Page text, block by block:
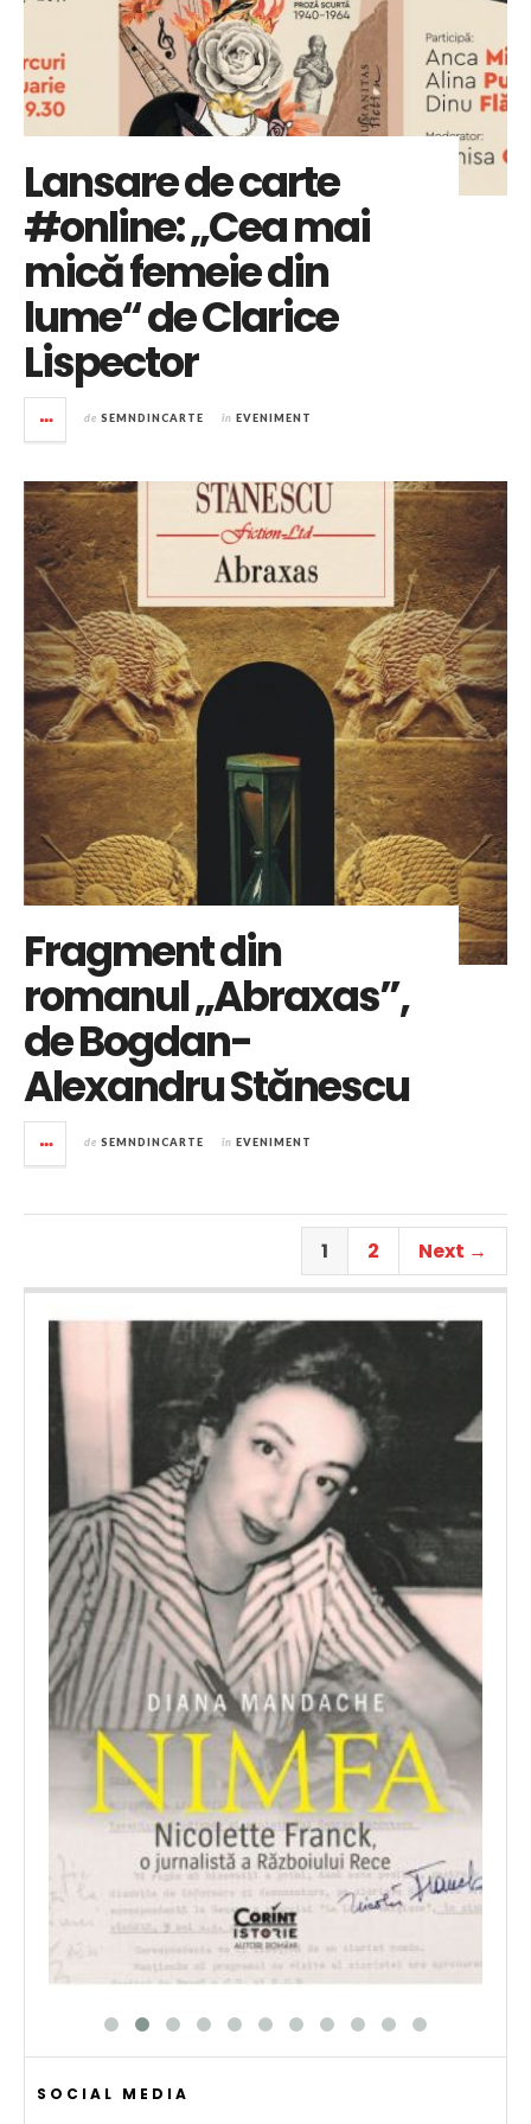
Lansare de carte
#online: „Cea mai
mică femeie din
lume“ de Clarice
Lispector
de SEMNDINCARTE în EVENIMENT
Fragment din
romanul „Abraxas”,
de Bogdan-
Alexandru Stănescu
de SEMNDINCARTE în EVENIMENT
1 2 Next →
SOCIAL MEDIA